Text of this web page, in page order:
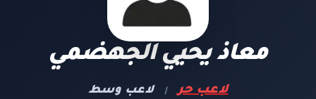
معاذ يحيي الجهضمي
لاعب حر | لاعب وسط